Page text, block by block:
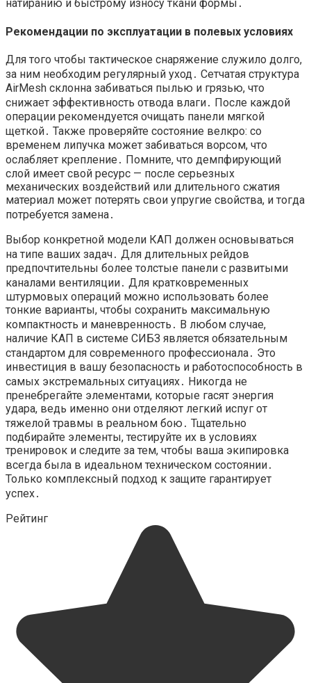
натиранию и быстрому износу ткани формы․
Рекомендации по эксплуатации в полевых условиях
Для того чтобы тактическое снаряжение служило долго,
за ним необходим регулярный уход․ Сетчатая структура
AirMesh склонна забиваться пылью и грязью, что
снижает эффективность отвода влаги․ После каждой
операции рекомендуется очищать панели мягкой
щеткой․ Также проверяйте состояние велкро: со
временем липучка может забиваться ворсом, что
ослабляет крепление․ Помните, что демпфирующий
слой имеет свой ресурс — после серьезных
механических воздействий или длительного сжатия
материал может потерять свои упругие свойства, и тогда
потребуется замена․
Выбор конкретной модели КАП должен основываться
на типе ваших задач․ Для длительных рейдов
предпочтительны более толстые панели с развитыми
каналами вентиляции․ Для кратковременных
штурмовых операций можно использовать более
тонкие варианты, чтобы сохранить максимальную
компактность и маневренность․ В любом случае,
наличие КАП в системе СИБЗ является обязательным
стандартом для современного профессионала․ Это
инвестиция в вашу безопасность и работоспособность в
самых экстремальных ситуациях․ Никогда не
пренебрегайте элементами, которые гасят энергия
удара, ведь именно они отделяют легкий испуг от
тяжелой травмы в реальном бою․ Тщательно
подбирайте элементы, тестируйте их в условиях
тренировок и следите за тем, чтобы ваша экипировка
всегда была в идеальном техническом состоянии․
Только комплексный подход к защите гарантирует
успех․
Рейтинг